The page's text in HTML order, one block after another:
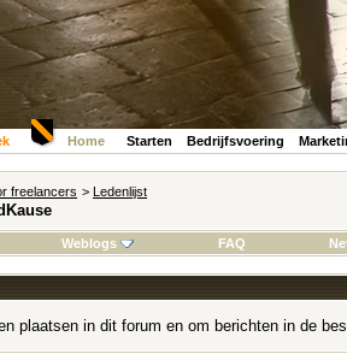
Home Starten Bedrijfsvoering
freelancers > Ledenlijst
Weblogs FAQ
plaatsen in dit forum en om berichten in de